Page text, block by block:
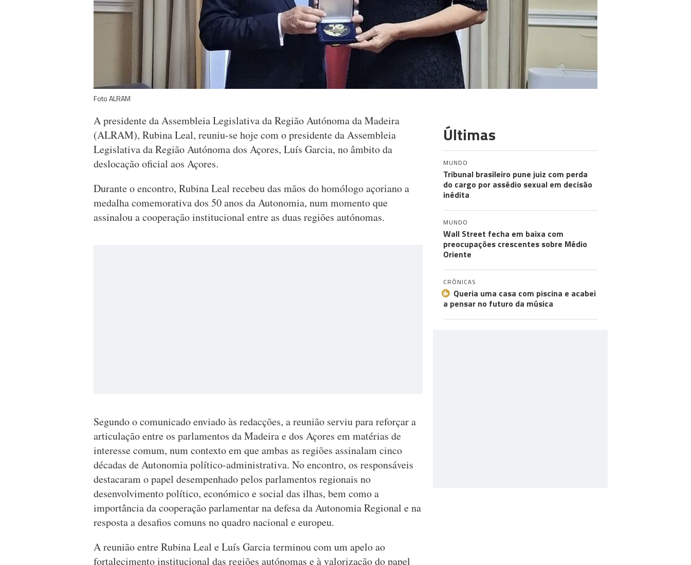
Foto ALRAM
A presidente da Assembleia Legislativa da Região Autónoma da Madeira
(ALRAM), Rubina Leal, reuniu-se hoje com o presidente da Assembleia
Legislativa da Região Autónoma dos Açores, Luís Garcia, no âmbito da
deslocação oficial aos Açores.
Durante o encontro, Rubina Leal recebeu das mãos do homólogo açoriano a
medalha comemorativa dos 50 anos da Autonomia, num momento que
assinalou a cooperação institucional entre as duas regiões autónomas.
Segundo o comunicado enviado às redacções, a reunião serviu para reforçar a
articulação entre os parlamentos da Madeira e dos Açores em matérias de
interesse comum, num contexto em que ambas as regiões assinalam cinco
décadas de Autonomia político-administrativa. No encontro, os responsáveis
destacaram o papel desempenhado pelos parlamentos regionais no
desenvolvimento político, económico e social das ilhas, bem como a
importância da cooperação parlamentar na defesa da Autonomia Regional e na
resposta a desafios comuns no quadro nacional e europeu.
A reunião entre Rubina Leal e Luís Garcia terminou com um apelo ao
fortalecimento institucional das regiões autónomas e à valorização do papel
Últimas
MUNDO
Tribunal brasileiro pune juiz com perda
do cargo por assédio sexual em decisão
inédita
MUNDO
Wall Street fecha em baixa com
preocupações crescentes sobre Médio
Oriente
CRÓNICAS
Queria uma casa com piscina e acabei
a pensar no futuro da música